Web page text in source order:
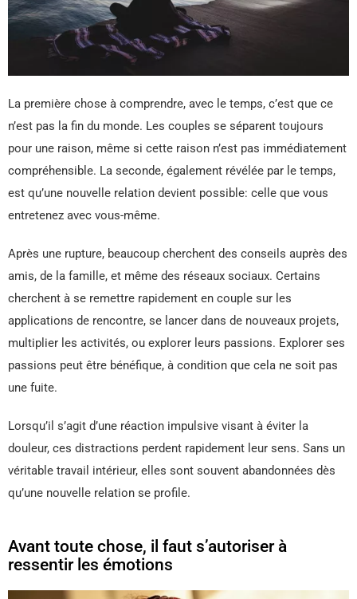
La première chose à comprendre, avec le temps, c’est que ce
n’est pas la fin du monde. Les couples se séparent toujours
pour une raison, même si cette raison n’est pas immédiatement
compréhensible. La seconde, également révélée par le temps,
est qu’une nouvelle relation devient possible: celle que vous
entretenez avec vous-même.
Après une rupture, beaucoup cherchent des conseils auprès des
amis, de la famille, et même des réseaux sociaux. Certains
cherchent à se remettre rapidement en couple sur les
applications de rencontre, se lancer dans de nouveaux projets,
multiplier les activités, ou explorer leurs passions. Explorer ses
passions peut être bénéfique, à condition que cela ne soit pas
une fuite.
Lorsqu’il s’agit d’une réaction impulsive visant à éviter la
douleur, ces distractions perdent rapidement leur sens. Sans un
véritable travail intérieur, elles sont souvent abandonnées dès
qu’une nouvelle relation se profile.
Avant toute chose, il faut s’autoriser à
ressentir les émotions